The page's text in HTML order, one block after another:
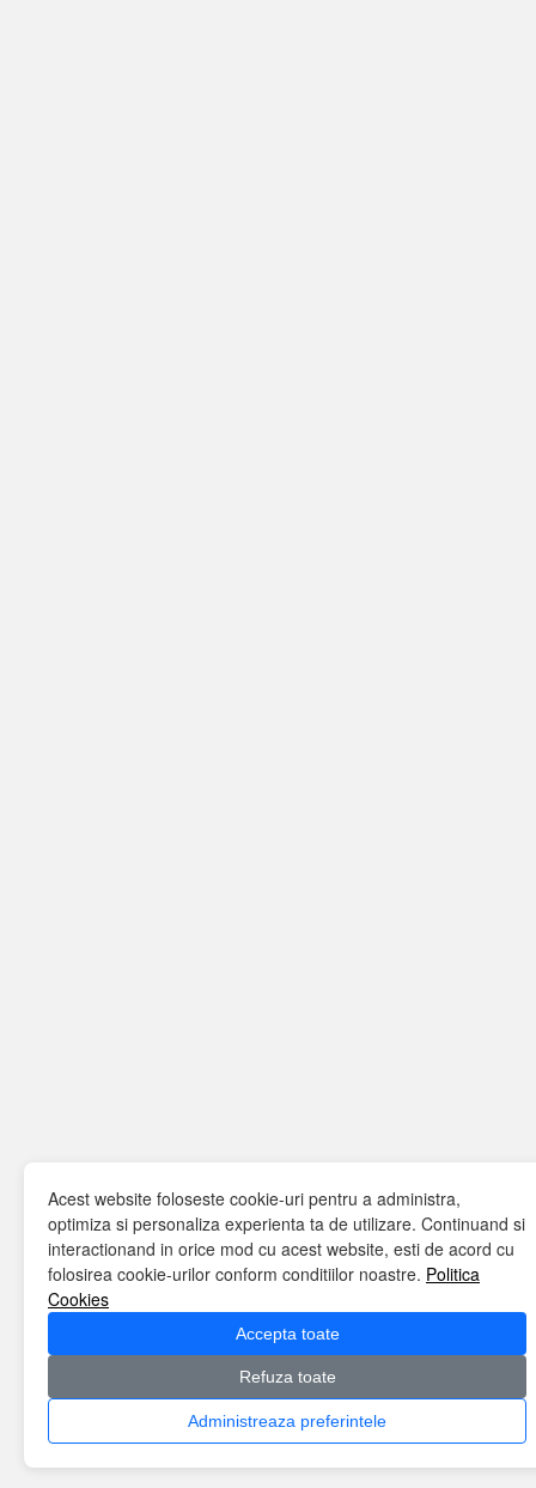
Acest website foloseste cookie-uri pentru a administra,
optimiza si personaliza experienta ta de utilizare. Continuand si
interactionand in orice mod cu acest website, esti de acord cu
folosirea cookie-urilor conform conditiilor noastre. Politica
Cookies
Accepta toate
Refuza toate
Administreaza preferintele